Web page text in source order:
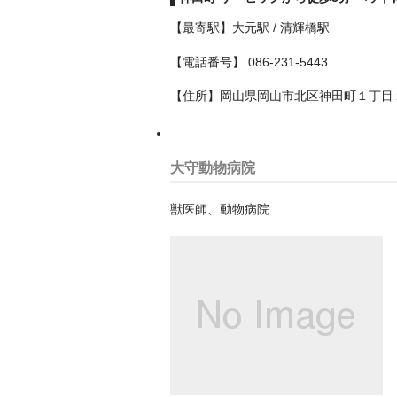
【最寄駅】大元駅 / 清輝橋駅
【電話番号】 086-231-5443
【住所】岡山県岡山市北区神田町１丁
大守動物病院
獣医師、動物病院